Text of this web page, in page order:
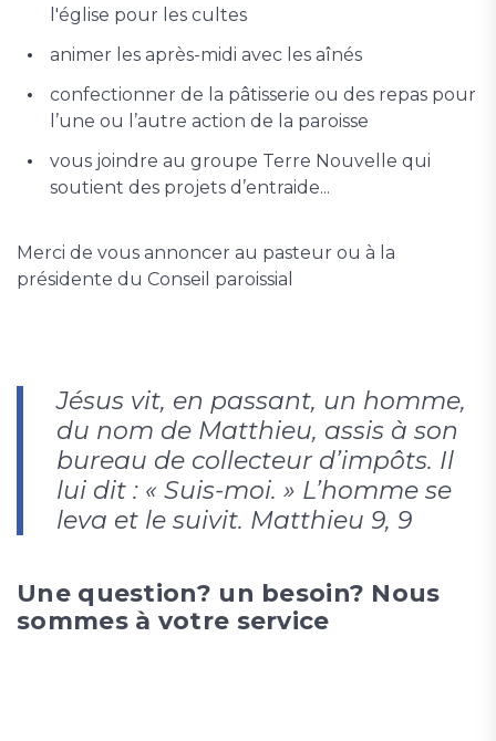
l'église pour les cultes
animer les après-midi avec les aînés
confectionner de la pâtisserie ou des repas pour
l’une ou l’autre action de la paroisse
vous joindre au groupe Terre Nouvelle qui
soutient des projets d’entraide...
Merci de vous annoncer au pasteur ou à la
présidente du Conseil paroissial
Jésus vit, en passant, un homme,
du nom de Matthieu, assis à son
bureau de collecteur d’impôts. Il
lui dit : « Suis-moi. » L’homme se
leva et le suivit. Matthieu 9, 9
Une question? un besoin? Nous
sommes à votre service